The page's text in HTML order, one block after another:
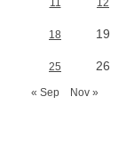
18 19
25 26
« Sep Nov »